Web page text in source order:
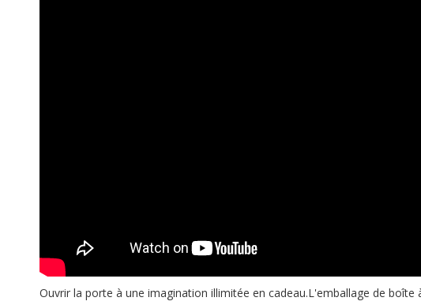
Ouvrir la porte à une imagination illimitée en cadeau.L'emballage de